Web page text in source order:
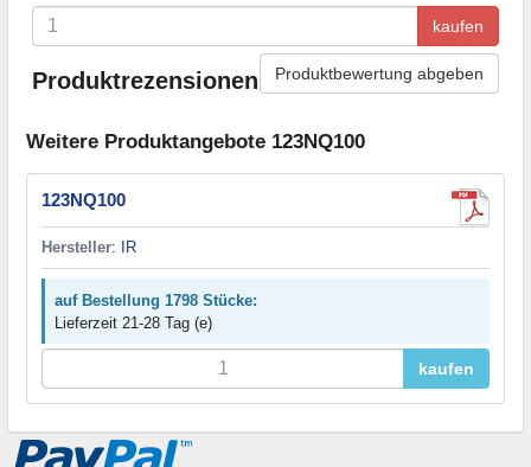
kaufen
Produktrezensionen Produktbewertung abgeben
Weitere Produktangebote 123NQ100
123NQ100
Hersteller: IR
auf Bestellung 1798 Stücke:
Lieferzeit 21-28 Tag (e)
kaufen